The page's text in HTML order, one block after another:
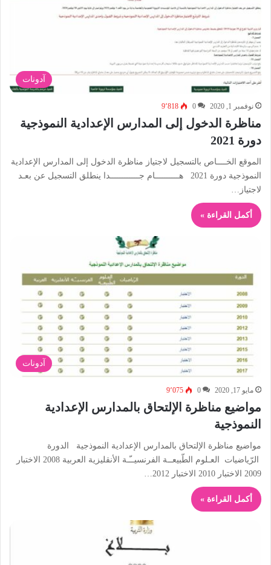
آدونات
نوفمبر 1, 2020 0 9٬818
مناظرة الدخول إلى المدارس الإعدادية النموذجية
دورة 2021
الموقع الخــــاص بالتسجيل لاجتياز مناظرة الدخول إلى المدارس الإعدادية
النموذجية دورة 2021 هــــــــــام جــــــــــــدا ينطلق التسجيل عن بعـد
لاجتياز…
أكمل القراءة »
آدونات
مايو 17, 2020 0 9٬075
مواضيع مناظرة الإلتحاق بالمدارس الإعدادية
النموذجية
مواضيع مناظرة الإلتحاق بالمدارس الإعدادية النموذجية الدورة
الرّياضيات العـلوم الطّبيعــة الفرنسيــّـة الأنقليزية العربية 2008 الاختبار
2009 الاختبار 2010 الاختبار 2012…
أكمل القراءة »